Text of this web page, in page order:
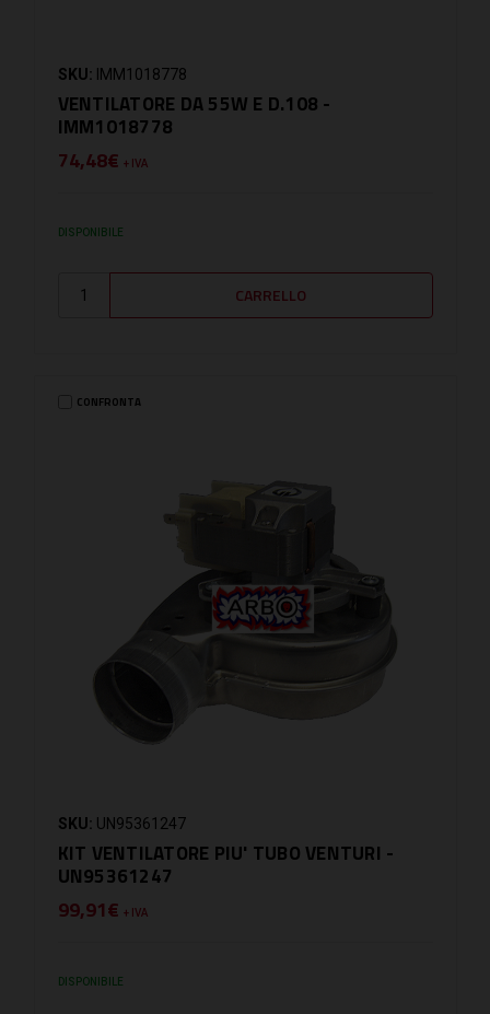
SKU: IMM1018778
VENTILATORE DA 55W E D.108 -
IMM1018778
74,48€ + IVA
DISPONIBILE
CONFRONTA
SKU: UN95361247
KIT VENTILATORE PIU' TUBO VENTURI -
UN95361247
99,91€ + IVA
DISPONIBILE